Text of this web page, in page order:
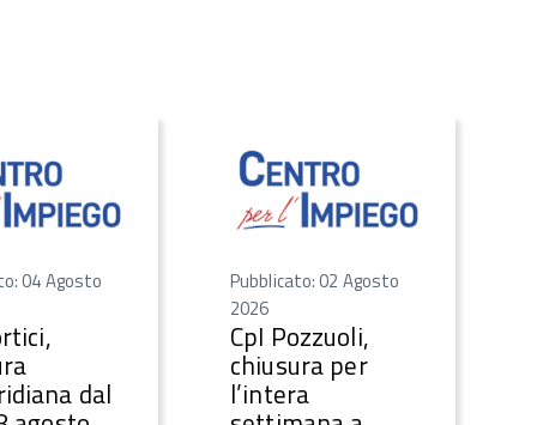
04 Agosto
dal
Pubblicato: 02 Agosto
2026
CpI Pozzuoli,
chiusura per
l’intera